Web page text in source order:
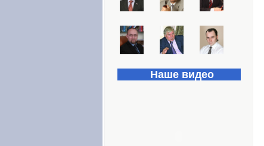
Наше видео